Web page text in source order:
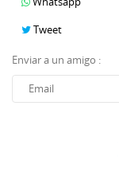
Tweet
Enviar a un amigo :